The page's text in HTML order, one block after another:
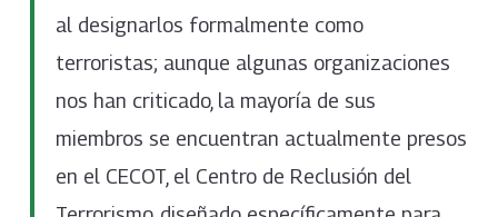
al designarlos formalmente como
terroristas; aunque algunas organizaciones
nos han criticado, la mayoría de sus
miembros se encuentran actualmente presos
en el CECOT, el Centro de Reclusión del